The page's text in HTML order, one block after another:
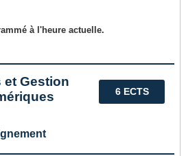
à l'heure actuelle.
6 ECTS
Gestion